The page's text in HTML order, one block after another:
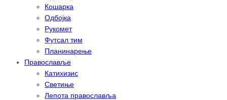
Кошарка
Одбојка
Рукомет
Футсал тим
Планинарење
Православље
Катихизис
Светиње
Лепота православља